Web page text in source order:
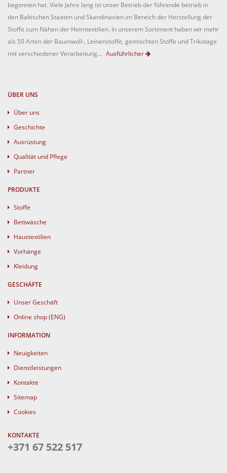
begonnen hat. Viele Jahre lang ist unser Betrieb der führende betrieb in
den Baltischen Staaten und Skandinavien im Bereich der Herstellung der
Stoffe zum Nähen der Heimtextilien. In unserem Sortiment haben wir mehr
als 50 Arten der Baumwoll-, Leinenstoffe, gemischten Stoffe und Trikotage
mit verschiedener Verarbeitung… Ausführlicher
ÜBER UNS
Über uns
Geschichte
Ausrüstung
Qualität und Pflege
Partner
PRODUKTE
Stoffe
Bettwäsche
Haustextilien
Vorhänge
Kleidung
GESCHÄFTE
Unser Geschäft
Online shop (ENG)
INFORMATION
Neuigkeiten
Dienstleistungen
Kontakte
Sitemap
Cookies
KONTAKTE
+371 67 522 517